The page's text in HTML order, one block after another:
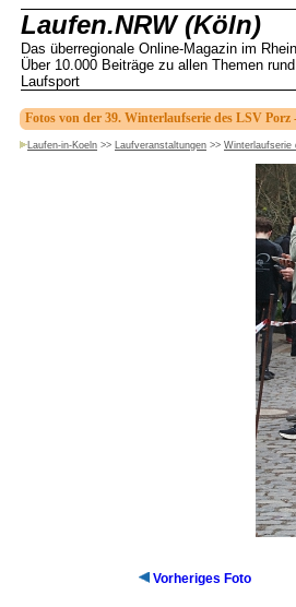
Laufen.NRW (Köln)
Das überregionale Online-Magazin im
Über 10.000 Beiträge zu allen Themen
Laufsport
Fotos von der 39. Winterlaufserie des LSV Porz
Laufen-in-Koeln >> Laufveranstaltungen >> Winterlaufserie
Vorheriges Foto